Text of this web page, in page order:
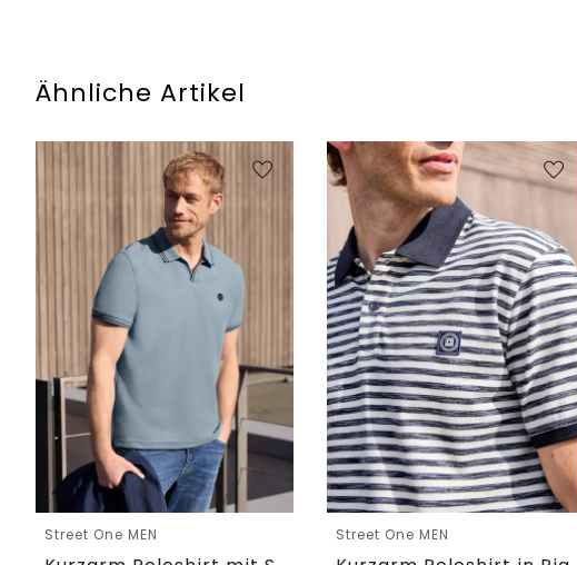
Ähnliche Artikel
Street One MEN Street One MEN